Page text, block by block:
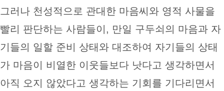
그러나 천성적으로 관대한 마음씨와 영적 사물을
빨리 판단하는 사람들이, 만일 구두쇠의 마음과 자
기들의 일할 준비 상태와 대조하여 자기들의 상태
가 마음이 비열한 이웃들보다 낫다고 생각하면서
아직 오지 않았다고 생각하는 기회를 기다리면서